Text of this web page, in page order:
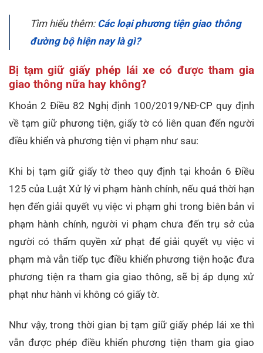
Tìm hiểu thêm: Các loại phương tiện giao thông
đường bộ hiện nay là gì?
Bị tạm giữ giấy phép lái xe có được tham gia
giao thông nữa hay không?
Khoản 2 Điều 82 Nghị định 100/2019/NĐ-CP quy định
về tạm giữ phương tiện, giấy tờ có liên quan đến người
điều khiển và phương tiện vi phạm như sau:
Khi bị tạm giữ giấy tờ theo quy định tại khoản 6 Điều
125 của Luật Xử lý vi phạm hành chính, nếu quá thời hạn
hẹn đến giải quyết vụ việc vi phạm ghi trong biên bản vi
phạm hành chính, người vi phạm chưa đến trụ sở của
người có thẩm quyền xử phạt để giải quyết vụ việc vi
phạm mà vẫn tiếp tục điều khiển phương tiện hoặc đưa
phương tiện ra tham gia giao thông, sẽ bị áp dụng xử
phạt như hành vi không có giấy tờ.
Như vậy, trong thời gian bị tạm giữ giấy phép lái xe thì
vẫn được phép điều khiển phương tiện tham gia giao